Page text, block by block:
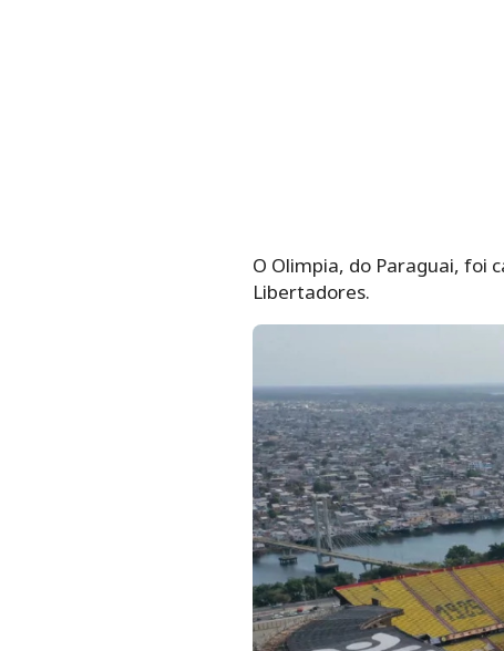
O Olimpia, do Paraguai, foi
Libertadores.